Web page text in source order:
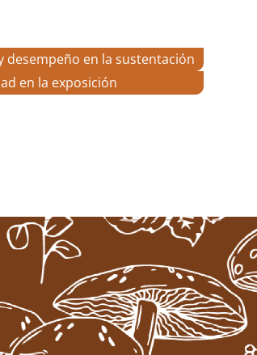
desempeño en la sustentación
en la exposición